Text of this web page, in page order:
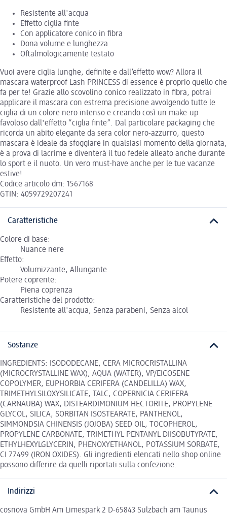
Resistente all'acqua
Effetto ciglia finte
Con applicatore conico in fibra
Dona volume e lunghezza
Oftalmologicamente testato
Vuoi avere ciglia lunghe, definite e dall’effetto wow? Allora il
mascara waterproof Lash PRINCESS di essence è proprio quello che
fa per te! Grazie allo scovolino conico realizzato in fibra, potrai
applicare il mascara con estrema precisione avvolgendo tutte le
ciglia di un colore nero intenso e creando così un make-up
favoloso dall'effetto “ciglia finte”. Dal particolare packaging che
ricorda un abito elegante da sera color nero-azzurro, questo
mascara è ideale da sfoggiare in qualsiasi momento della giornata,
è a prova di lacrime e diventerà il tuo fedele alleato anche durante
lo sport e il nuoto. Un vero must-have anche per le tue vacanze
estive!
Codice articolo dm: 1567168
GTIN: 4059729207241
Caratteristiche
Colore di base:
Nuance nere
Effetto:
Volumizzante, Allungante
Potere coprente:
Piena coprenza
Caratteristiche del prodotto:
Resistente all'acqua, Senza parabeni, Senza alcol
Sostanze
INGREDIENTS: ISODODECANE, CERA MICROCRISTALLINA
(MICROCRYSTALLINE WAX), AQUA (WATER), VP/EICOSENE
COPOLYMER, EUPHORBIA CERIFERA (CANDELILLA) WAX,
TRIMETHYLSILOXYSILICATE, TALC, COPERNICIA CERIFERA
(CARNAUBA) WAX, DISTEARDIMONIUM HECTORITE, PROPYLENE
GLYCOL, SILICA, SORBITAN ISOSTEARATE, PANTHENOL,
SIMMONDSIA CHINENSIS (JOJOBA) SEED OIL, TOCOPHEROL,
PROPYLENE CARBONATE, TRIMETHYL PENTANYL DIISOBUTYRATE,
ETHYLHEXYLGLYCERIN, PHENOXYETHANOL, POTASSIUM SORBATE,
CI 77499 (IRON OXIDES). Gli ingredienti elencati nello shop online
possono differire da quelli riportati sulla confezione.
Indirizzi
cosnova GmbH Am Limespark 2 D-65843 Sulzbach am Taunus